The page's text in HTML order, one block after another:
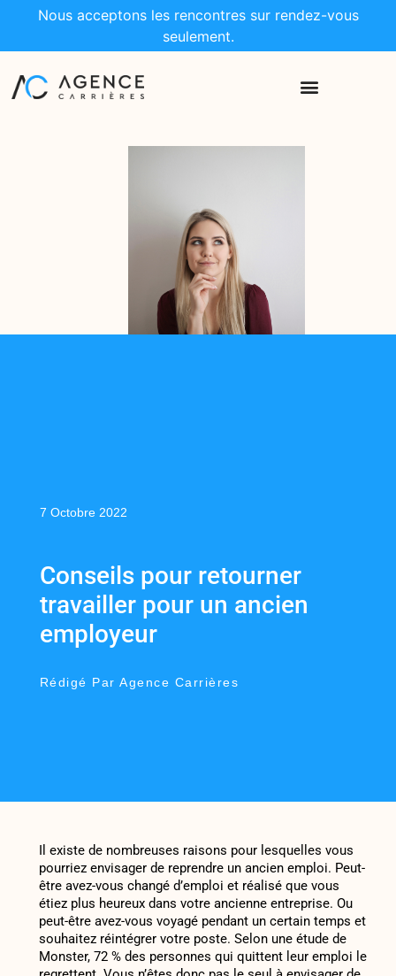
Nous acceptons les rencontres sur rendez-vous
seulement.
7 Octobre 2022
Conseils pour retourner
travailler pour un ancien
employeur
Rédigé Par Agence Carrières
Il existe de nombreuses raisons pour lesquelles vous
pourriez envisager de reprendre un ancien emploi. Peut-
être avez-vous changé d’emploi et réalisé que vous
étiez plus heureux dans votre ancienne entreprise. Ou
peut-être avez-vous voyagé pendant un certain temps et
souhaitez réintégrer votre poste. Selon une étude de
Monster, 72 % des personnes qui quittent leur emploi le